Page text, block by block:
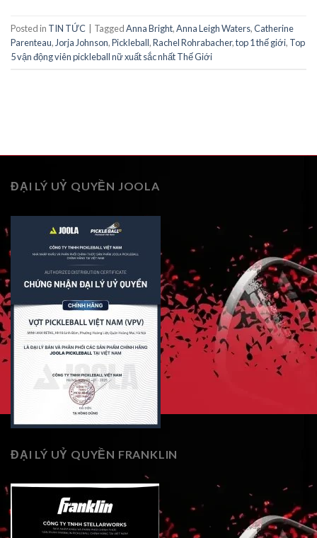
Posted in TIN TỨC TaggedAnna Bright,Anna Leigh Waters,Catherine
Parenteau, Jorja Johnson,Pickleball,Rachel Rohrabacher,top 1 thế giới, Top
5 vận động viên pickleball nữ xuất sắc nhất Thế Giới
ĐẠI LÝ UỶ QUYỀN JOOLA
ĐẠI LÝ UỶ QUYỀN FRANKLIN